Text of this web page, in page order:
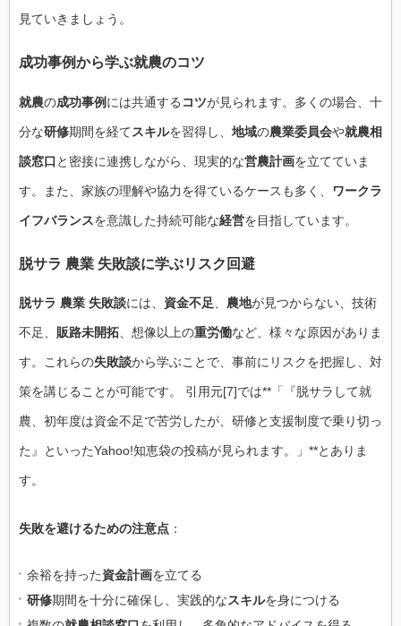
見ていきましょう。
成功事例から学ぶ就農のコツ
就農の成功事例には共通する コツが見られます。多くの場合、十
分な研修期間を経てスキルを習得し、 地域の農業委員会や就農相
談窓口と密接に連携しながら、現実的な営農計画を立てていま
す。また、家族の理解や協力を得ているケースも多く、 ワークラ
イフバランスを意識した持続可能な経営を目指しています。
脱サラ 農業 失敗談に学ぶリスク回避
脱サラ 農業 失敗談には、 資金不足 農地が見つからない、技術
不足、 販路未開拓 、想像以上の重労働など、様々な原因がありま
す。これらの失敗談から学ぶことで、事前にリスクを把握し、対
策を講じることが可能です。 引用元[7]では**「『脱サラして就
農、初年度は資金不足で苦労したが、研修と支援制度で乗り切っ
た』といったYahoo!知恵袋の投稿が見られます。」**とありま
す。
失敗を避けるための注意点 ：
余裕を持った資金計画を立てる
研修期間を十分に確保し、実践的なスキルを身につける